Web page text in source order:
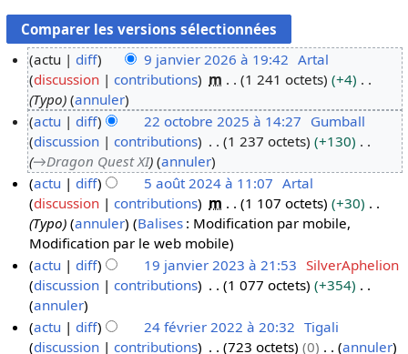
a
0
actu diff 9 janvier 2026 à 19:42 Artal
discussion
contributions m 1 241 octets
+4
Typo
annuler
o
b
2
actu diff 22 octobre 2025 à 14:27 Gumball
discussion
contributions 1 237 octets
+130
→Dragon Quest XI annuler
û
0
actu diff 5 août 2024 à 11:07 Artal
discussion
contributions m 1 107 octets
+30
Typo
annuler Balises : Modification par mobile
Modification par le web mobile
actu diff 19 janvier 2023 à 21:53 SilverAphelion
discussion
contributions 1 077 octets
+354
A
u
c
annuler
actu diff 24 février 2022 à 20:32 Tigali
discussion
contributions 723 octets
0
annuler